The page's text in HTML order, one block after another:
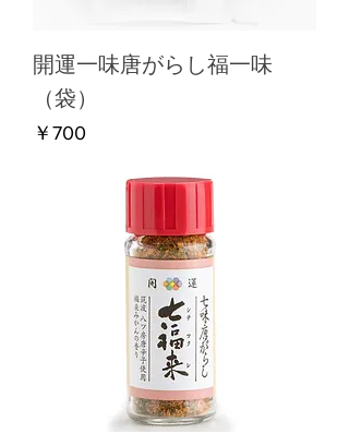
開運一味唐がらし福一味
（袋）
価格
￥700